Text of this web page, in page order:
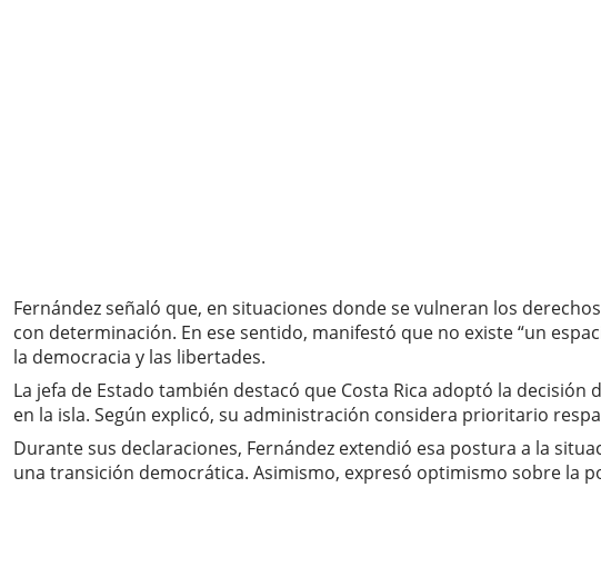
Fernández señaló que, en situaciones donde se vulneran los
con determinación. En ese sentido, manifestó que no existe “un
la democracia y las libertades.
La jefa de Estado también destacó que Costa Rica adoptó la
en la isla. Según explicó, su administración considera prioritario
Durante sus declaraciones, Fernández extendió esa postura a la
una transición democrática. Asimismo, expresó optimismo sobre la